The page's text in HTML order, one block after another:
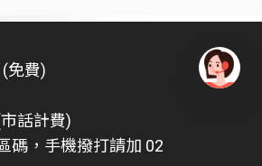
免費)
話計費)
碼，手機撥打請加 02